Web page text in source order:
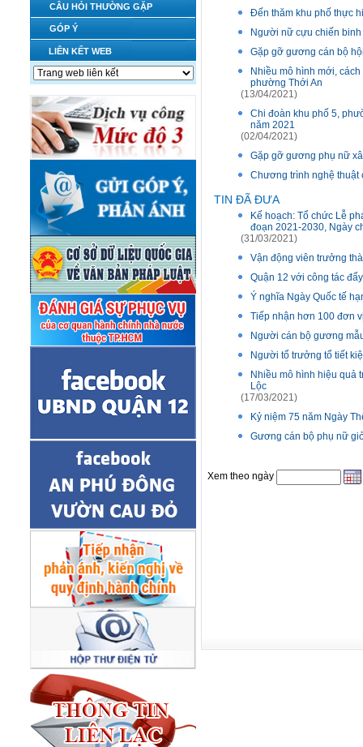
CÂU HỎI THƯỜNG GẶP
GÓP Ý
LIÊN KẾT WEB
Đến thăm khu phố thực
Người nữ cựu chiến
Gặp gỡ gương cán bộ
Nhiều mô hình mới,
phường Thới An
(13/04/2021)
Chi đoàn khu phố 5,
năm 2021
(02/04/2021)
Gặp gỡ gương phụ nữ
Chương trình nghệ thuật
TIN ĐÃ ĐƯA
Kế hoạch: Tổ chức Lễ
đoạn 2021-2030, Ngày
(31/03/2021)
Vận động viên trưởng
Quận 12 với công tác
Ý nghĩa Ngày Quốc tế
Tiếp nhận hơn 100 đơn
Người cán bộ gương
Người tổ trưởng tổ tiết
Nhiều mô hình hiệu quả
Lộc
(17/03/2021)
Kỷ niệm 75 năm Ngày
Gương cán bộ phụ nữ
Xem theo ngày